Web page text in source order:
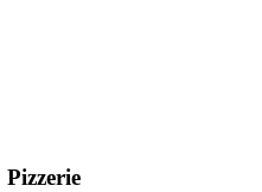
Pizzerie